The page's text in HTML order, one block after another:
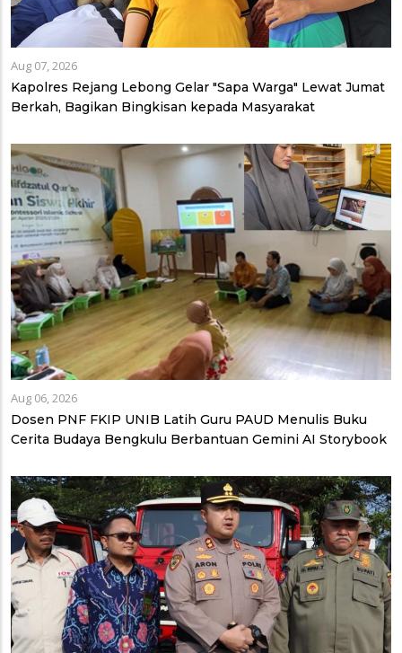
Aug 07, 2026
Kapolres Rejang Lebong Gelar "Sapa Warga" Lewat Jumat
Berkah, Bagikan Bingkisan kepada Masyarakat
Aug 06, 2026
Dosen PNF FKIP UNIB Latih Guru PAUD Menulis Buku
Cerita Budaya Bengkulu Berbantuan Gemini AI Storybook